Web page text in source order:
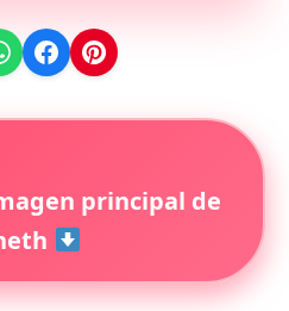
principal de